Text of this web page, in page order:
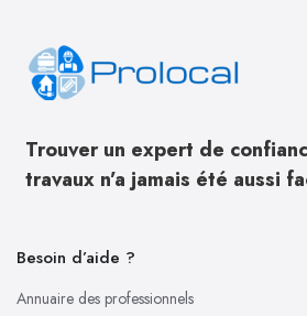
Trouver un expert de
travaux n’a jamais été aussi
Besoin d’aide ?
Annuaire des professionnels